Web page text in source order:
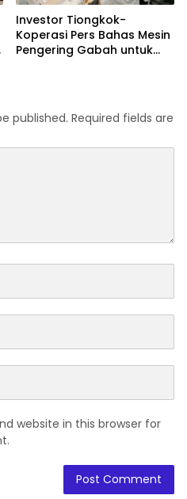
Investor Tiongkok-
Koperasi Pers Bahas Mesin
Pengering Gabah untuk
published. Required fields are
website in this browser for